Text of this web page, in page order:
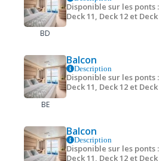
BD
Disponible sur les ponts
Deck 11, Deck 12 et Deck
BE
Balcon
Description
Disponible sur les ponts
Deck 11, Deck 12 et Deck
Balcon
Description
Disponible sur les ponts
Deck 11, Deck 12 et Deck